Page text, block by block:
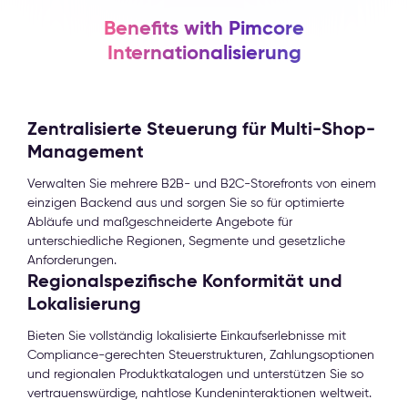
Benefits with Pimcore
Internationalisierung
Zentralisierte Steuerung für Multi-Shop-
Management
Verwalten Sie mehrere B2B- und B2C-Storefronts von einem
einzigen Backend aus und sorgen Sie so für optimierte
Abläufe und maßgeschneiderte Angebote für
unterschiedliche Regionen, Segmente und gesetzliche
Anforderungen.
Regionalspezifische Konformität und
Lokalisierung
Bieten Sie vollständig lokalisierte Einkaufserlebnisse mit
Compliance-gerechten Steuerstrukturen, Zahlungsoptionen
und regionalen Produktkatalogen und unterstützen Sie so
vertrauenswürdige, nahtlose Kundeninteraktionen weltweit.